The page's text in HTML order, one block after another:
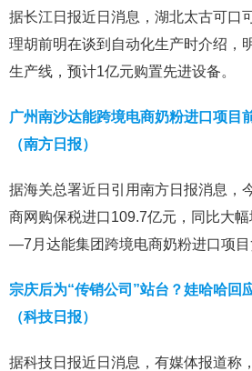
据长江日报近日消息，湖北太古可口
理胡前明在谈到自动化生产时介绍，
生产线，预计1亿元购置先进设备。
广州南沙达能跨境电商奶粉进口项目
（南方日报）
据海关总署近日引用南方日报消息，
商网购保税进口109.7亿元，同比大
—7月达能集团跨境电商奶粉进口项目
宗庆后为“传销公司”站台？娃哈哈回
（科技日报）
据科技日报近日消息，有媒体报道称